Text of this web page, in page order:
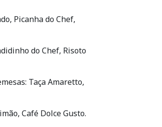
Picanha do Chef,
do Chef, Risoto
Taça Amaretto,
Café Dolce Gusto.